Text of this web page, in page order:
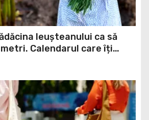
leușteanului ca să
Calendarul care îți